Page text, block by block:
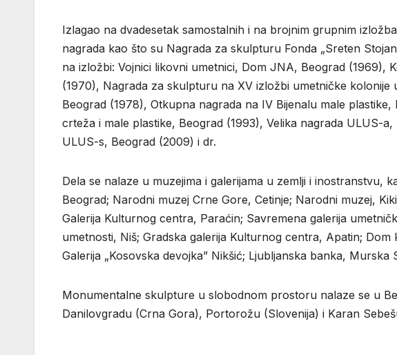
Izlagao na dvadesetak samostalnih i na brojnim grupnim
nagrada kao što su Nagrada za skulpturu Fonda „Sreten
na izložbi: Vojnici likovni umetnici, Dom JNA, Beograd (1969),
(1970), Nagrada za skulpturu na XV izložbi umetničke
Beograd (1978), Otkupna nagrada na IV Bijenalu male
crteža i male plastike, Beograd (1993), Velika nagrada ULUS-
ULUS-s, Beograd (2009) i dr.
Dela se nalaze u muzejima i galerijama u zemlji i inostranstvu,
Beograd; Narodni muzej Crne Gore, Cetinje; Narodni muzej,
Galerija Kulturnog centra, Paraćin; Savremena galerija
umetnosti, Niš; Gradska galerija Kulturnog centra, Apatin;
Galerija „Kosovska devojka” Nikšić; Ljubljanska banka,
Monumentalne skulpture u slobodnom prostoru nalaze se u
Danilovgradu (Crna Gora), Portorožu (Slovenija) i Karan